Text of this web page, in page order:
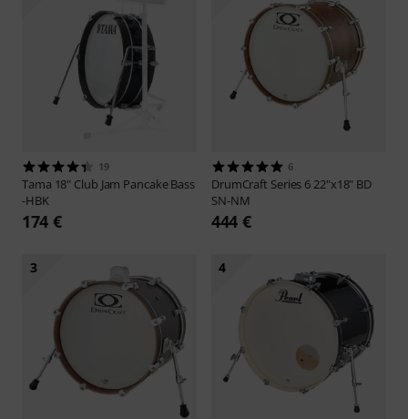
19
Tama 18" Club Jam Pancake Bass
-HBK
174 €
6
DrumCraft Series 6 22"x18" BD
SN-NM
444 €
3 4